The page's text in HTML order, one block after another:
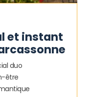
et instant
duo
être